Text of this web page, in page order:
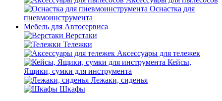
Оснастка для
пневмоинструмента
Мебель для Автосервиса
Верстаки
Тележки
Аксессуары для тележек
Кейсы,
Ящики, сумки для инструмента
Лежаки, сиденья
Шкафы